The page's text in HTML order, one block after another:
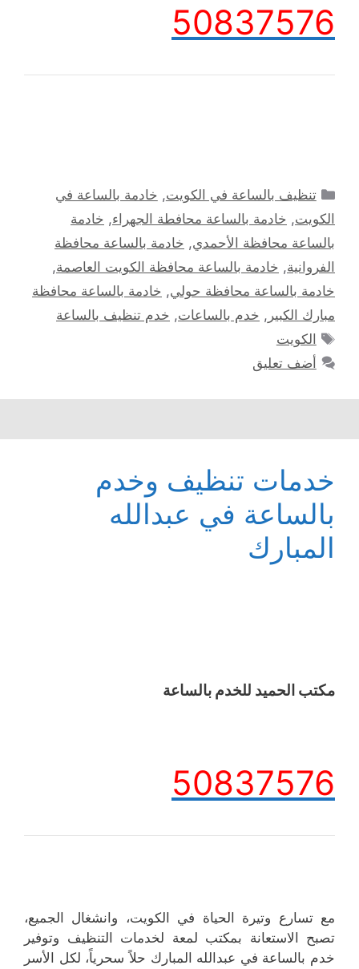
50837576
التصنيفات
تنظيف بالساعة في الكويت, خادمة بالساعة في
الكويت, خادمة بالساعة محافطة الجهراء, خادمة
بالساعة محافظة الأحمدي, خادمة بالساعة محافظة
الفروانية, خادمة بالساعة محافظة الكويت العاصمة,
خادمة بالساعة محافظة حولي, خادمة بالساعة محافظة
مبارك الكبير , خدم بالساعات, خدم تنظيف بالساعة
الوسوم
الكويت
أضف تعليق
خدمات تنظيف وخدم
بالساعة في عبدالله
المبارك
مكتب الحميد للخدم بالساعة
50837576
مع تسارع وتيرة الحياة في الكويت، وانشغال الجميع،
تصبح الاستعانة بمكتب لمعة لخدمات التنظيف وتوفير
خدم بالساعة في عبدالله المبارك حلاً سحرياً، لكل الأسر